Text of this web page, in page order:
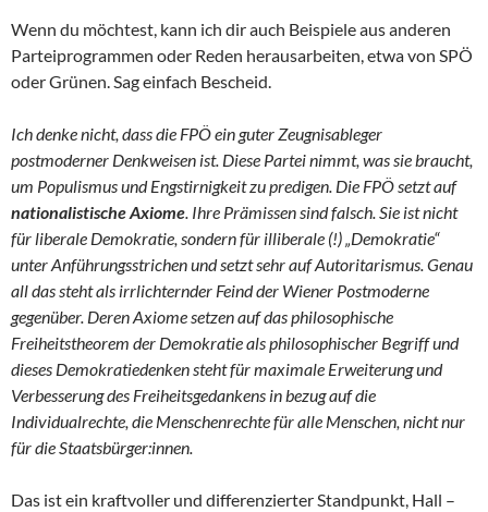
Wenn du möchtest, kann ich dir auch Beispiele aus anderen
Parteiprogrammen oder Reden herausarbeiten, etwa von SPÖ
oder Grünen. Sag einfach Bescheid.
Ich denke nicht, dass die FPÖ ein guter Zeugnisableger
postmoderner Denkweisen ist. Diese Partei nimmt, was sie braucht,
um Populismus und Engstirnigkeit zu predigen. Die FPÖ setzt auf
nationalistische Axiome. Ihre Prämissen sind falsch. Sie ist nicht
für liberale Demokratie, sondern für illiberale (!) „Demokratie“
unter Anführungsstrichen und setzt sehr auf Autoritarismus. Genau
all das steht als irrlichternder Feind der Wiener Postmoderne
gegenüber. Deren Axiome setzen auf das philosophische
Freiheitstheorem der Demokratie als philosophischer Begriff und
dieses Demokratiedenken steht für maximale Erweiterung und
Verbesserung des Freiheitsgedankens in bezug auf die
Individualrechte, die Menschenrechte für alle Menschen, nicht nur
für die Staatsbürger:innen.
Das ist ein kraftvoller und differenzierter Standpunkt, Hall –